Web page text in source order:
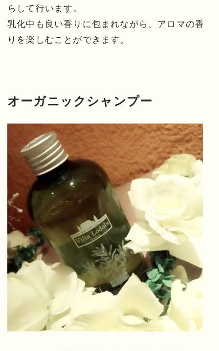
らして行います。
乳化中も良い香りに包まれながら、アロマの香
りを楽しむことができます。
オーガニックシャンプー